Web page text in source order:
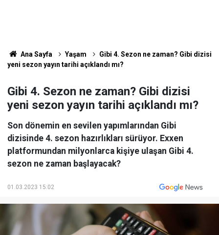
Ana Sayfa Yaşam
Gibi 4. Sezon ne zaman? Gibi dizisi
yeni sezon yayın tarihi açıklandı mı?
Gibi 4. Sezon ne zaman? Gibi dizisi
yeni sezon yayın tarihi açıklandı mı?
Son dönemin en sevilen yapımlarından Gibi
dizisinde 4. sezon hazırlıkları sürüyor. Exxen
platformundan milyonlarca kişiye ulaşan Gibi 4.
sezon ne zaman başlayacak?
01.03.2023 15:02